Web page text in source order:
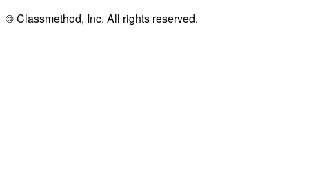
© Classmethod, Inc. All rights reserved.